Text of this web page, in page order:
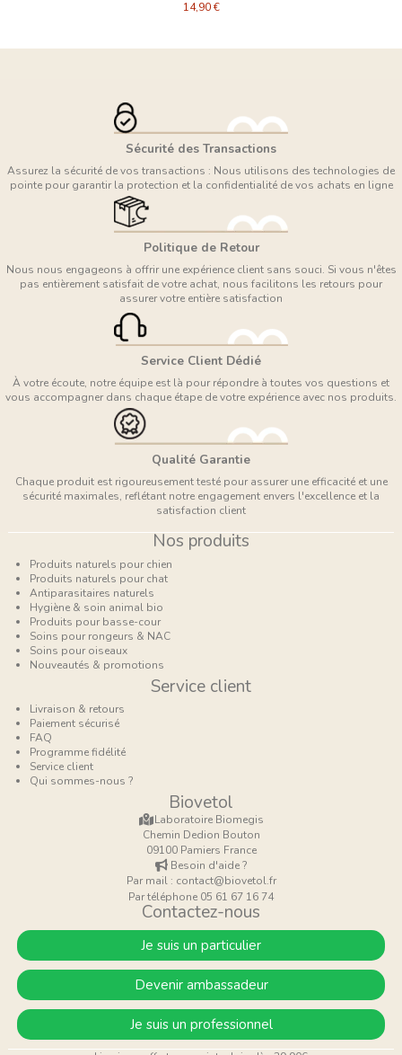
14,90 €
Sécurité des Transactions
Assurez la sécurité de vos transactions : Nous utilisons des technologies de
pointe pour garantir la protection et la confidentialité de vos achats en ligne
Politique de Retour
Nous nous engageons à offrir une expérience client sans souci. Si vous n'êtes
pas entièrement satisfait de votre achat, nous facilitons les retours pour
assurer votre entière satisfaction
Service Client Dédié
À votre écoute, notre équipe est là pour répondre à toutes vos questions et
vous accompagner dans chaque étape de votre expérience avec nos produits.
Qualité Garantie
Chaque produit est rigoureusement testé pour assurer une efficacité et une
sécurité maximales, reflétant notre engagement envers l'excellence et la
satisfaction client
Nos produits
Produits naturels pour chien
Produits naturels pour chat
Antiparasitaires naturels
Hygiène & soin animal bio
Produits pour basse-cour
Soins pour rongeurs & NAC
Soins pour oiseaux
Nouveautés & promotions
Service client
Livraison & retours
Paiement sécurisé
FAQ
Programme fidélité
Service client
Qui sommes-nous ?
Biovetol
Laboratoire Biomegis
Chemin Dedion Bouton
09100 Pamiers France
Besoin d'aide ?
Par mail : contact@biovetol.fr
Par téléphone 05 61 67 16 74
Contactez-nous
Je suis un particulier
Devenir ambassadeur
Je suis un professionnel